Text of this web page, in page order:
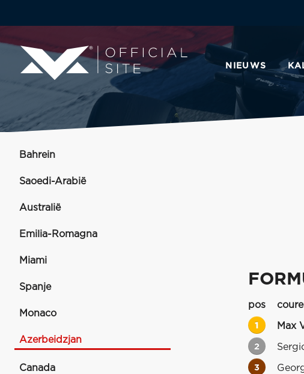
NIEUWS
Bahrein
Saoedi-Arabië
Australië
Emilia-Romagna
Miami
Spanje
Monaco
Azerbeidzjan
Canada
pos
1 Max
2
3